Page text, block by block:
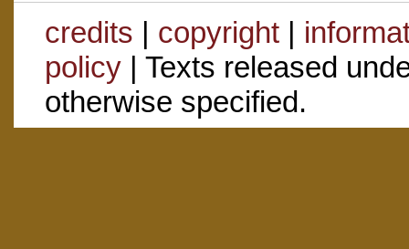
credits | copyright|
policy| Texts released
otherwise specified.